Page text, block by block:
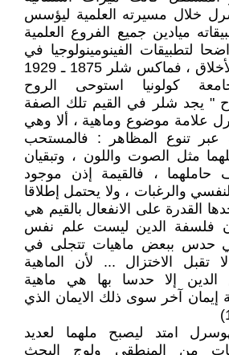
خلال مسيرته العلمية ليؤسس
ميادين جميع الفروع العلمية
لتطبيقات الفينومينولوجيا في
فلسفة الدين وعلم الأخلاق ، فماكس شلر 1875 ـ 1929
كولونيا استوحى الروح
" يجد شلر في القيم تلك الصفة
علامة موضوع وماهية ، ألا وهي
عبر تنوع المظاهر : فالمستحب
مثل الصوت واللون ، وتبقيان
حاملهما ، فالقيمة إذن موجود
والرغبات ، ولا يحتمل إطلاقا
القدرة على الانفعال بالقيم هي
إن فلسفة الدين ليست علم نفس
حدس ببعض ماهيات تتجلى في
تقبل الاختزال ... لأن الماهية
الدين إلا حدسا بها هي ماهية
آخر سوى ذلك الايمان الذي
امتد ليصبح ملهما لعديد
بات من المنطقي ولوج البحث